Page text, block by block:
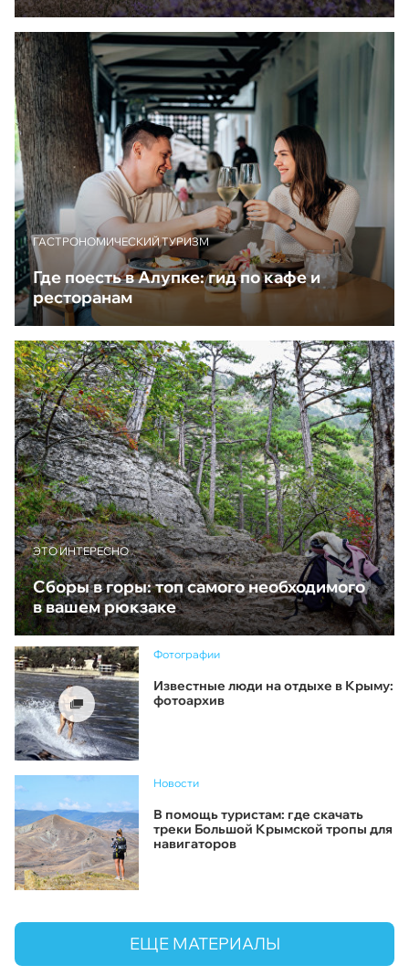
ГАСТРОНОМИЧЕСКИЙ ТУРИЗМ
Где поесть в Алупке: гид по кафе и
ресторанам
ЭТО ИНТЕРЕСНО
Сборы в горы: топ самого необходимого
в вашем рюкзаке
Фотографии
Известные люди на отдыхе в Крыму:
фотоархив
Новости
В помощь туристам: где скачать
треки Большой Крымской тропы для
навигаторов
ЕЩЕ МАТЕРИАЛЫ